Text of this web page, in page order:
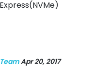
TeamApr 20, 2017